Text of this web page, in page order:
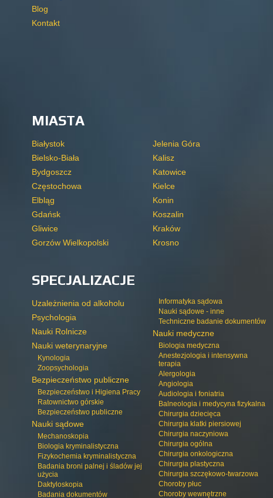
Blog
Kontakt
MIASTA
Białystok
Bielsko-Biała
Bydgoszcz
Częstochowa
Elbląg
Gdańsk
Gliwice
Gorzów Wielkopolski
Jelenia Góra
Kalisz
Katowice
Kielce
Konin
Koszalin
Kraków
Krosno
SPECJALIZACJE
Uzależnienia od alkoholu
Psychologia
Nauki Rolnicze
Nauki weterynaryjne
Kynologia
Zoopsychologia
Bezpieczeństwo publiczne
Bezpieczeństwo i Higiena Pracy
Ratownictwo górskie
Bezpieczeństwo publiczne
Nauki sądowe
Mechanoskopia
Biologia kryminalistyczna
Fizykochemia kryminalistyczna
Badania broni palnej i śladów jej
użycia
Daktyloskopia
Badania dokumentów
Informatyka sądowa
Nauki sądowe - inne
Techniczne badanie dokumentów
Nauki medyczne
Biologia medyczna
Anestezjologia i intensywna
terapia
Alergologia
Angiologia
Audiologia i foniatria
Balneologia i medycyna fizykalna
Chirurgia dziecięca
Chirurgia klatki piersiowej
Chirurgia naczyniowa
Chirurgia ogólna
Chirurgia onkologiczna
Chirurgia plastyczna
Chirurgia szczękowo-twarzowa
Choroby płuc
Choroby wewnętrzne